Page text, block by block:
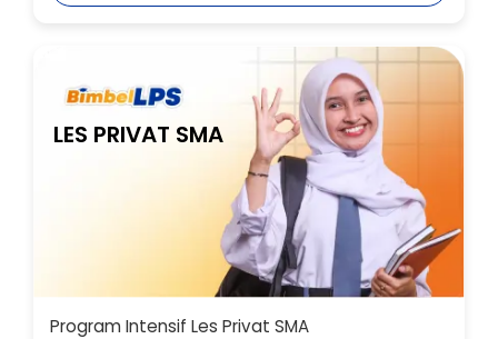
LES PRIVAT SMA
Program Intensif Les Privat SMA